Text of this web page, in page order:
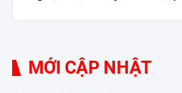
MỚI CẬP NHẬT